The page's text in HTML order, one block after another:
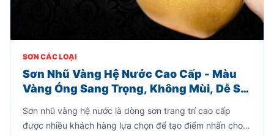
SƠN CÁC LOẠI
Sơn Nhũ Vàng Hệ Nước Cao Cấp - Màu
Vàng Óng Sang Trọng, Không Mùi, Dễ Sử
Sơn nhũ vàng hệ nước là dòng sơn trang trí cao cấp
được nhiều khách hàng lựa chọn để tạo điểm nhấn cho